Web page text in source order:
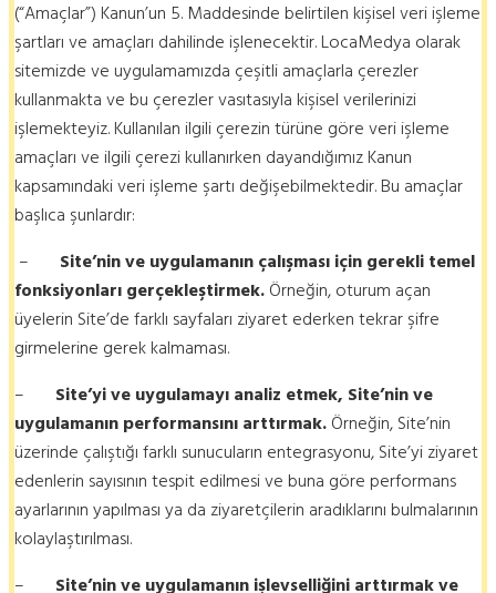
(“Amaçlar”) Kanun’un 5. Maddesinde belirtilen kişisel veri işleme
şartları ve amaçları dahilinde işlenecektir. LocaMedya olarak
sitemizde ve uygulamamızda çeşitli amaçlarla çerezler
kullanmakta ve bu çerezler vasıtasıyla kişisel verilerinizi
işlemekteyiz. Kullanılan ilgili çerezin türüne göre veri işleme
amaçları ve ilgili çerezi kullanırken dayandığımız Kanun
kapsamındaki veri işleme şartı değişebilmektedir. Bu amaçlar
başlıca şunlardır:
– Site’nin ve uygulamanın çalışması için gerekli temel
fonksiyonları gerçekleştirmek.Örneğin, oturum açan
üyelerin Site’de farklı sayfaları ziyaret ederken tekrar şifre
girmelerine gerek kalmaması.
– Site’yi ve uygulamayı analiz etmek, Site’nin ve
uygulamanın performansını arttırmak.Örneğin, Site’nin
üzerinde çalıştığı farklı sunucuların entegrasyonu, Site’yi ziyaret
edenlerin sayısının tespit edilmesi ve buna göre performans
ayarlarının yapılması ya da ziyaretçilerin aradıklarını bulmalarının
kolaylaştırılması.
– Site’nin ve uygulamanın işlevselliğini arttırmak ve